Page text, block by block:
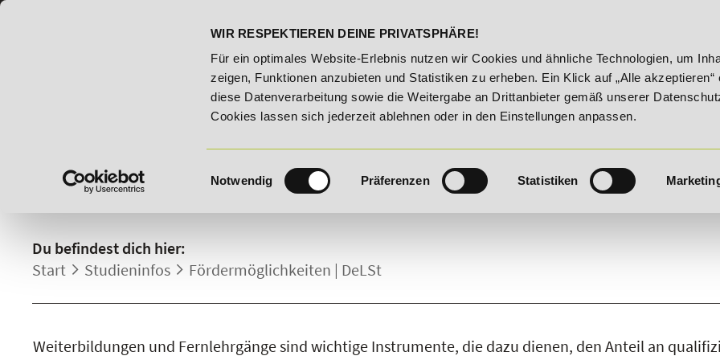
WIR RESPEKTIEREN DEINE PRIVATSPHÄRE!
Für ein optimales Website-Erlebnis nutzen wir Cookies und ähnliche Technologien, um
zeigen, Funktionen anzubieten und Statistiken zu erheben. Ein Klick auf „Alle akzeptieren“
diese Datenverarbeitung sowie die Weitergabe an Drittanbieter gemäß unserer
Cookies lassen sich jederzeit ablehnen oder in den Einstellungen anpassen.
Einwilligungsauswahl
Notwendig Präferenzen Statistiken
20% Rabatt bis 03.09.2026 - Bildungsroute! 20% Rabatt bis 03.09.2026 - Bildungsroute!
FÖRDERMÖGLICHKEITEN.
Du befindest dich hier:
Start
Studieninfos Fördermöglichkeiten | DeLSt
Weiterbildungen und Fernlehrgänge sind wichtige Instrumente, die dazu dienen, den Anteil an